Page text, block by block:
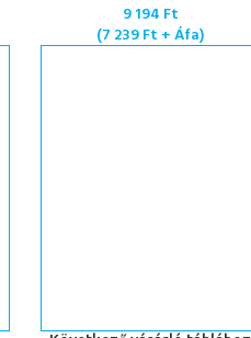
9 194 Ft
(7 239Ft + Áfa)